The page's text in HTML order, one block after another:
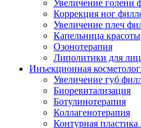
Увеличение голени
Коррекция ног
Увеличение плеч
Капельница красоты
Озонотерапия
Липолитики для
Инъекционная
Увеличение губ
Биоревитализация
Ботулинотерапия
Коллагенотерапия
Контурная